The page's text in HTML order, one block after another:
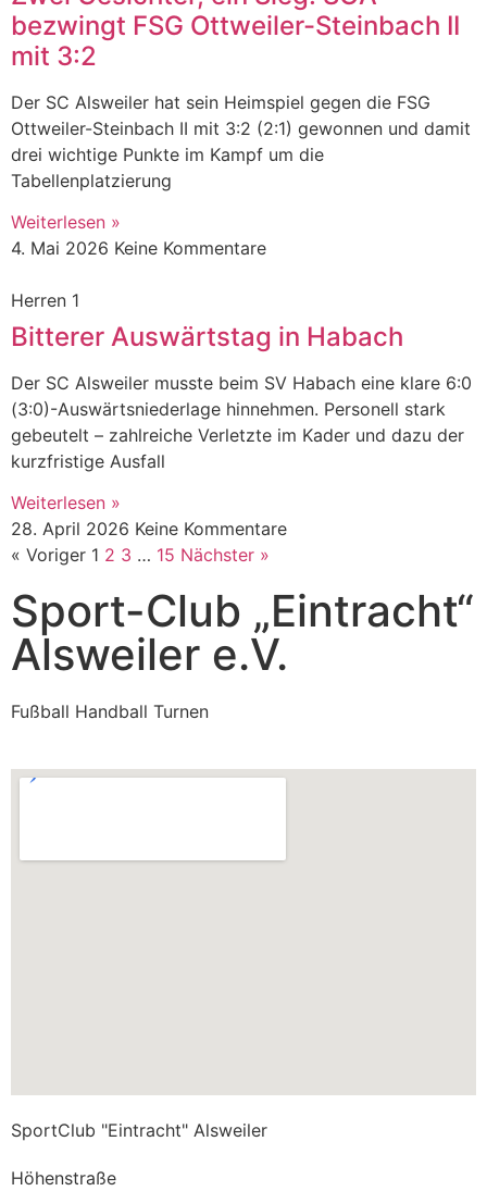
bezwingt FSG Ottweiler-Steinbach II
mit 3:2
Der SC Alsweiler hat sein Heimspiel gegen die FSG
Ottweiler-Steinbach II mit 3:2 (2:1) gewonnen und damit
drei wichtige Punkte im Kampf um die
Tabellenplatzierung
Weiterlesen »
4. Mai 2026 Keine Kommentare
Herren 1
Bitterer Auswärtstag in Habach
Der SC Alsweiler musste beim SV Habach eine klare 6:0
(3:0)-Auswärtsniederlage hinnehmen. Personell stark
gebeutelt – zahlreiche Verletzte im Kader und dazu der
kurzfristige Ausfall
Weiterlesen »
28. April 2026 Keine Kommentare
« Voriger 1 2 3 … 15 Nächster »
Sport-Club „Eintracht“
Alsweiler e.V.
Fußball Handball Turnen
SportClub "Eintracht" Alsweiler
Höhenstraße